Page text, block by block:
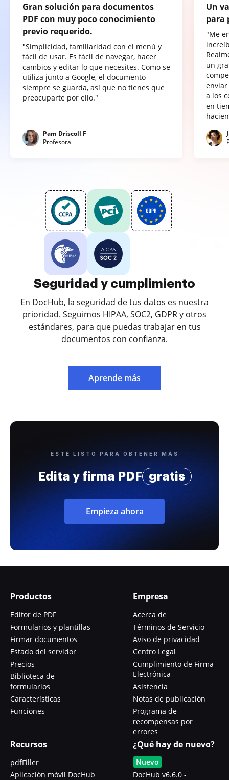
Gran solución para documentos
PDF con muy poco conocimiento
previo requerido.
"Simplicidad, familiaridad con el menú y
fácil de usar. Es fácil de navegar, hacer
cambios y editar lo que necesites. Como se
utiliza junto a Google, el documento
siempre se guarda, así que no tienes que
preocuparte por ello."
Pam Driscoll F
Profesora
Un
para
"Me
un
a los
en
Seguridad y cumplimiento
En DocHub, la seguridad de tus datos es nuestra
prioridad. Seguimos HIPAA, SOC2, GDPR y otros
estándares, para que puedas trabajar en tus
documentos con confianza.
Aprende más
ESTÉ LISTO PARA OBTENER MÁS
Edita y firma PDF gratis
Empieza ahora
Productos
Editor de PDF
Formularios y plantillas
Firmar documentos
Estado del servidor
Precios
Biblioteca de
formularios
Características
Funciones
Empresa
Acerca de
Términos de Servicio
Aviso de privacidad
Centro Legal
Cumplimiento de Firma
Electrónica
Asistencia
Notas de publicación
Programa de
recompensas por
errores
Recursos
pdfFiller
Aplicación móvil DocHub
¿Qué hay de nuevo?
Nuevo
DocHub v6.6.0 -